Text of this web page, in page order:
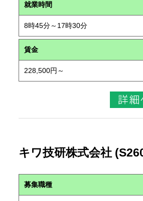
就業時間
8時45分～17時30分
賃金
228,500円～
キワ技研株式会社
募集職種